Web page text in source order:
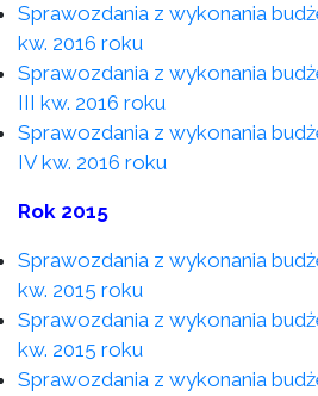
Sprawozdania z wykonania
kw. 2016 roku
Sprawozdania z wykonania
III kw. 2016 roku
Sprawozdania z wykonania
IV kw. 2016 roku
Rok 2015
Sprawozdania z wykonania
kw. 2015 roku
Sprawozdania z wykonania
kw. 2015 roku
Sprawozdania z wykonania